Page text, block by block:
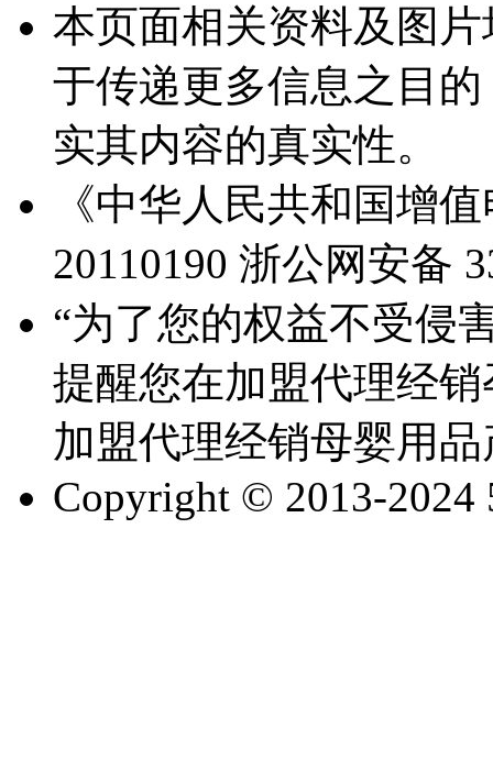
本页面相关资料及图
于传递更多信息之目
实其内容的真实性。
《中华人民共和国增
20110190 浙公网安备
“为了您的权益不受侵
提醒您在加盟代理经
加盟代理经销母婴用
Copyright © 2013-2024